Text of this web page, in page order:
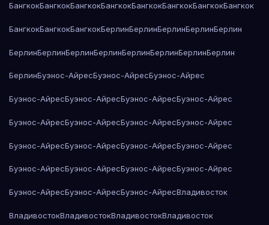
БангкокБангкокБангкокБангкокБангкокБангкокБангкокБангкок
БангкокБангкокБангкокБерлинБерлинБерлинБерлинБерлин
БерлинБерлинБерлинБерлинБерлинБерлинБерлинБерлин
БерлинБуэнос-АйресБуэнос-АйресБуэнос-Айрес
Буэнос-АйресБуэнос-АйресБуэнос-АйресБуэнос-Айрес
Буэнос-АйресБуэнос-АйресБуэнос-АйресБуэнос-Айрес
Буэнос-АйресБуэнос-АйресБуэнос-АйресБуэнос-Айрес
Буэнос-АйресБуэнос-АйресБуэнос-АйресБуэнос-Айрес
Буэнос-АйресБуэнос-АйресБуэнос-АйресВладивосток
ВладивостокВладивостокВладивостокВладивосток